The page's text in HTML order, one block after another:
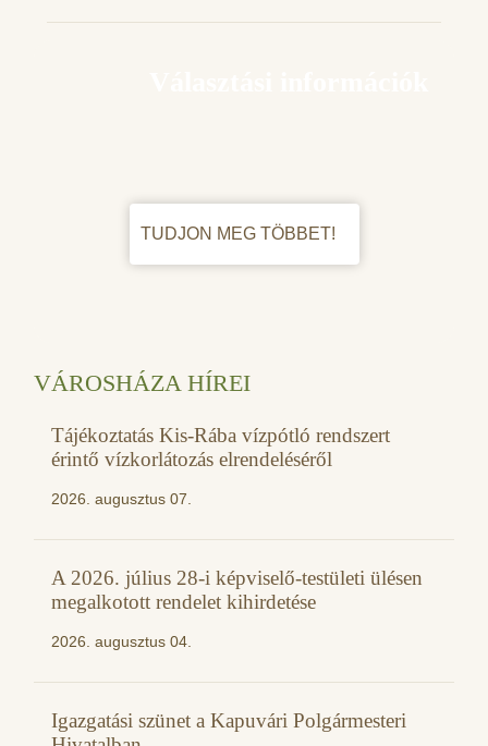
TUDJON MEG TÖBBET!
VÁROSHÁZA HÍREI
Tájékoztatás Kis-Rába vízpótló rendszert
érintő vízkorlátozás elrendeléséről
2026. augusztus 07.
A 2026. július 28-i képviselő-testületi ülésen
megalkotott rendelet kihirdetése
2026. augusztus 04.
Igazgatási szünet a Kapuvári Polgármesteri